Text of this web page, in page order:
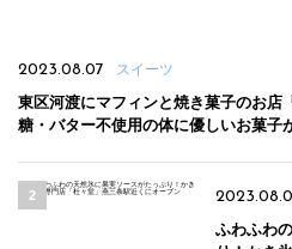
2023.08.07 スイーツ
東区河渡にマフィンと焼き菓子のお店
糖・バター不使用の体に優しいお菓子
ふわふわ